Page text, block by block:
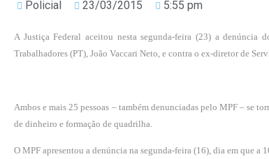
Policial 23/03/2015 5:55 pm
A Justiça Federal aceitou nesta segunda-feira (23) a
Trabalhadores (PT), João Vaccari Neto, e contra o ex-diretor de
Ambos e mais 25 pessoas – também denunciadas pelo MPF – se
de dinheiro e formação de quadrilha.
O MPF apresentou a denúncia na segunda-feira (16), dia em que a